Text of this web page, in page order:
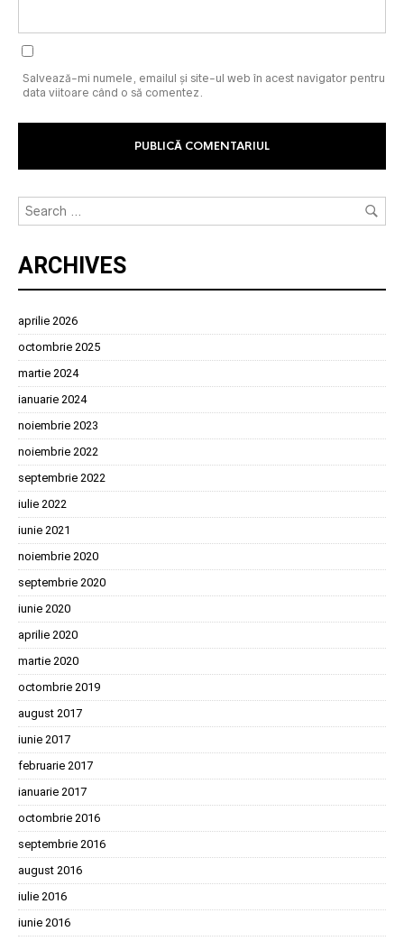
Salvează-mi numele, emailul și site-ul web în acest navigator pentru
data viitoare când o să comentez.
ARCHIVES
aprilie 2026
octombrie 2025
martie 2024
ianuarie 2024
noiembrie 2023
noiembrie 2022
septembrie 2022
iulie 2022
iunie 2021
noiembrie 2020
septembrie 2020
iunie 2020
aprilie 2020
martie 2020
octombrie 2019
august 2017
iunie 2017
februarie 2017
ianuarie 2017
octombrie 2016
septembrie 2016
august 2016
iulie 2016
iunie 2016